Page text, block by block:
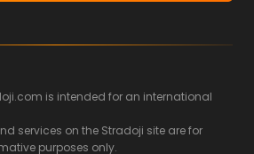
is intended for an international
services on the Stradoji site are for
purposes only.